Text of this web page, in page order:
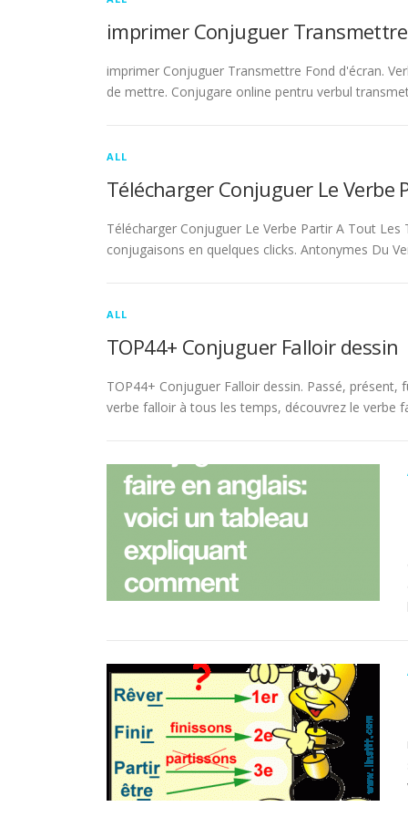
imprimer Conjuguer
imprimer Conjuguer Transmettre Fond d'écran.
de mettre. Conjugare online pentru verbul
ALL
Télécharger Conjuguer Le Verbe
Télécharger Conjuguer Le Verbe Partir A Tout
conjugaisons en quelques clicks. Antonymes Du
ALL
TOP44+ Conjuguer Falloir dessin
TOP44+ Conjuguer Falloir dessin. Passé,
verbe falloir à tous les temps, découvrez le verbe